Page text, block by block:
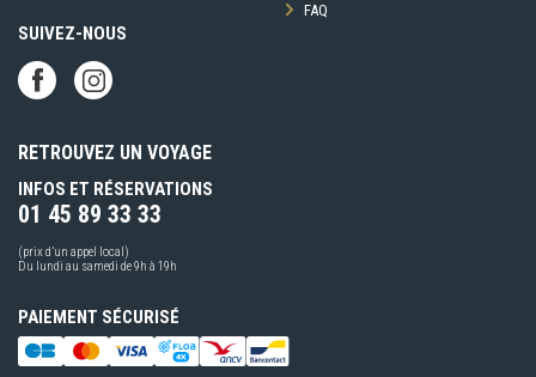
FAQ
SUIVEZ-NOUS
RETROUVEZ UN VOYAGE
INFOS ET RÉSERVATIONS
01 45 89 33 33
(prix d’un appel local)
Du lundi au samedi de 9h à 19h
PAIEMENT SÉCURISÉ